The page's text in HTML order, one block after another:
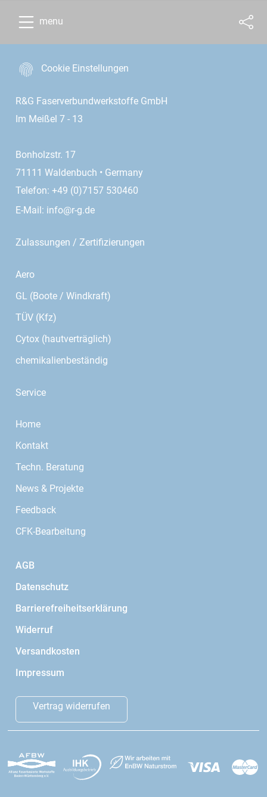
menu
Cookie Einstellungen
R&G Faserverbundwerkstoffe GmbH
Im Meißel 7 - 13
Bonholzstr. 17
71111 Waldenbuch • Germany
Telefon: +49 (0)7157 530460
E-Mail: info@r-g.de
Zulassungen / Zertifizierungen
Aero
GL (Boote / Windkraft)
TÜV (Kfz)
Cytox (hautverträglich)
chemikalienbeständig
Service
Home
Kontakt
Techn. Beratung
News & Projekte
Feedback
CFK-Bearbeitung
AGB
Datenschutz
Barrierefreiheitserklärung
Widerruf
Versandkosten
Impressum
Vertrag widerrufen